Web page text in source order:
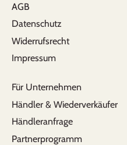
AGB
Datenschutz
Widerrufsrecht
Impressum
Für Unternehmen
Händler & Wiederverkäufer
Händleranfrage
Partnerprogramm